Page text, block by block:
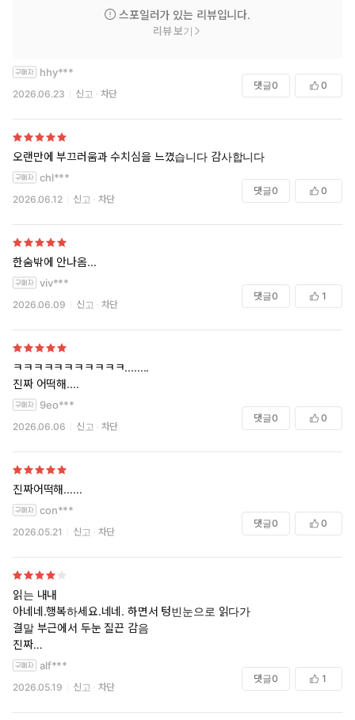
사전 연재 당시 이 부장을 향한 동정과 연민, 걱정과 응원의 댓글이
줄을 이었을 정도. 스스로를 착취하면서도 그 안에서 힘겹게 버티는
하고 있어 더욱 사실적이다.
『자기 개발의 정석』은 아이러니한 상황이 촉발하는 비극적이면
서 유머러스한 ‘웃픈’ 정서로 블랙코미디의 진수를 보여 준다. 전립
선염 치료를 받는 과정에서 이 부장이 느끼는 당혹스러움과 집으로
돌아와 혼자 전립선을 마사지하는 처연함과 비참. 드라이 오르가슴
에 대한 정보를 찾다 급기야 오프라인 모임까지 나가 의외로 설득력
있는 자위 프레젠테이션을 듣게 되는 기괴한 상황, 몸을 마음껏 느낄
줄 아는 사람이 된 후 전에 없이 활기 넘친 생활을 하며 만족해하는
천진한 모습까지. 마흔여섯에 비로소 ‘기쁨을 아는 몸’이 된 이 부장
앞에 펼쳐지는 사건과 사고들이 웃기고도 슬프게, 그러면서도 예측
스포일러가 있는 리뷰입니다.
리뷰 보기
hhy***
2026.06.23 신고 차단
댓글0 0
오랜만에 부끄러움과 수치심을 느꼈습니다 감사합니다
chl***
2026.06.12 신고 차단
댓글0 0
한숨밖에 안나옴...
viv***
2026.06.09 신고 차단
댓글0 1
ㅋㅋㅋㅋㅋㅋㅋㅋㅋㅋㅋ........
진짜 어떡해....
9eo***
2026.06.06 신고 차단
댓글0 0
진짜어떡해......
con***
2026.05.21 신고 차단
댓글0 0
읽는 내내
아네네.행복하세요.네네. 하면서 텅빈눈으로 읽다가
결말 부근에서 두눈 질끈 감음
진짜
진짜어떡하냐..................
alf***
2026.05.19 신고 차단
댓글0 1